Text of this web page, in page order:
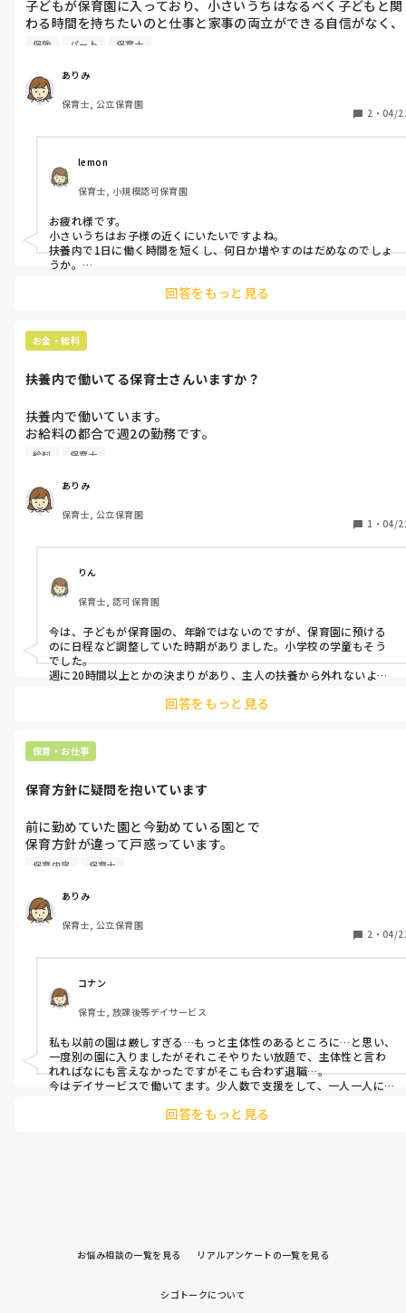
子どもが保育園に入っており、小さいうちはなるべく子どもと関
わる時間を持ちたいのと仕事と家事の両立ができる自信がなく、
扶養内で週2のパート勤務をしています。ですが休みが多すぎる
養から外れるとなるとやはり保険料が引かれたりしますよね？が
っつり働く自信はまだないのですが外れるならどれぐらい働けば
損しませんか？
保険 パート 保育士
ありみ
保育士, 公立保育園
2 ・ 04/
lemon
保育士, 小規模認可保育園
お疲れ様です。
小さいうちはお子様の近くにいたいですよね。
扶養内で1日に働く時間を短くし、何日か増やすのはだめなのでしょ
うか。
回答をもっと見る
お金・給料
扶養内で働いてる保育士さんいますか？
扶養内で働いています。
お給料の都合で週2の勤務です。
保育士をしているので息子の保育園も入りやすかったのですが、
か不安になります。
保育園に預けながら扶養内で働いている人はいますか？
給料 保育士
ありみ
保育士, 公立保育園
1 ・ 04/
りん
保育士, 認可保育園
今は、子どもが保育園の、年齢ではないのですが、保育園に預ける
のに日程など調整していた時期がありました。小学校の学童もそう
でした。
週に20時間以上とかの決まりがあり、主人の扶養から外れないよう
ただ、今は、誰でも預けられるように変わって来たと聞いています。
回答をもっと見る
保育・お仕事
保育方針に疑問を抱いています
前に勤めていた園と今勤めている園とで
保育方針が違って戸惑っています。
以前勤めていたところは行事などにも力をいれていて、その為に
なので聞く力や理解力はすごくあってしっかりしている子が多か
ったのです。
今の園はのびのびとしていて行事もありのままの姿を見てもらう
す。
トラブルがあった時は仲介しますが極力自分たちで考えてもらっ
たり、怪我に繋がるトラブルがあっても強く怒ったりできませ
ん。おかげで園児たちはむちゃくちゃです。
怒らない保育は良くないと思うのですが
見守る、という限度が超えていて驚いています。
そういった保育方針の園に勤めてる方いますか？
保育内容 保育士
ありみ
保育士, 公立保育園
2 ・ 04/
コナン
保育士, 放課後等デイサービス
私も以前の園は厳しすぎる…もっと主体性のあるところに…と思い、
一度別の園に入りましたがそれこそやりたい放題で、主体性と言わ
れればなにも言えなかったですがそこも合わず退職…。
今はデイサービスで働いてます。少人数で支援をして、一人一人に向
保育と療育は違いますが、私は小規模のところで働いてみるのもい
回答をもっと見る
お悩み相談の一覧を見る リアルアンケートの一覧を見る
シゴトークについて